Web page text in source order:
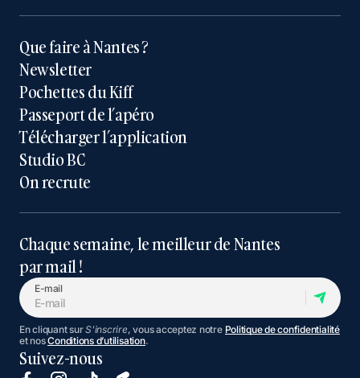
Que faire à Nantes ?
Newsletter
Pochettes du Kiff
Passeport de l’apéro
Télécharger l’application
Studio BC
On recrute
Chaque semaine, le meilleur de Nantes
par mail !
E-mail
En cliquant surS'inscrire, vous acceptez notre Politique de confidentialité
et nosConditions d’utilisation.
Suivez-nous